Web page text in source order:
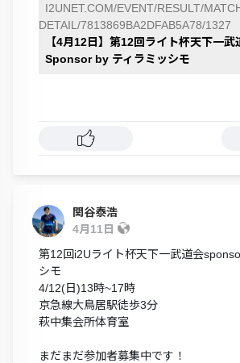
I2UNET.COM/EVENT/RESULT/
DETAIL/7813869BA2DFAB5A78/1327
【4月12日】第12回ライト杯天下一
Sponsor by ティラミッシモ
関谷泰浩
4月11日
第12回i2Uライト杯天下一武道会
シモ
4/12(日)13時~17時
京急線大鳥居駅徒歩3分
萩中集会所体育室
まだまだ参加者募集中です！